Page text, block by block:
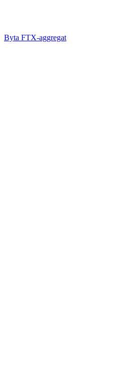
Byta FTX-aggregat